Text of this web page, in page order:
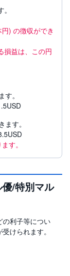
) の徴収ができ
損益は、この円
。
す。
す。
/特別マル
の利子等につい
けられます。